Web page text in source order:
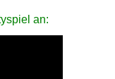
an: